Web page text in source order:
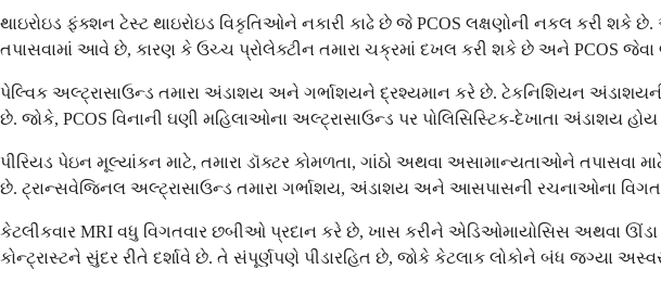
થાઇરોઇડ ફંક્શન ટેસ્ટ થાઇરોઇડ વિકૃતિઓને નકારી કાઢે છે જે PCOS લક્ષણોની નકલ કરી
તપાસવામાં આવે છે, કારણ કે ઉચ્ચ પ્રોલેક્ટીન તમારા ચક્રમાં દખલ કરી શકે છે અને PCOS જેવા
પેલ્વિક અલ્ટ્રાસાઉન્ડ તમારા અંડાશય અને ગર્ભાશયને દ્રશ્યમાન કરે છે. ટેકનિશિયન
છે. જોકે, PCOS વિનાની ઘણી મહિલાઓના અલ્ટ્રાસાઉન્ડ પર પોલિસિસ્ટિક-દેખાતા અંડાશય
પીરિયડ પેઇન મૂલ્યાંકન માટે, તમારા ડૉક્ટર કોમળતા, ગાંઠો અથવા અસામાન્યતાઓને તપાસવા
છે. ટ્રાન્સવેજિનલ અલ્ટ્રાસાઉન્ડ તમારા ગર્ભાશય, અંડાશય અને આસપાસની રચનાઓના
કેટલીકવાર MRI વધુ વિગતવાર છબીઓ પ્રદાન કરે છે, ખાસ કરીને એડિઓમાયોસિસ અથવા
કોન્ટ્રાસ્ટને સુંદર રીતે દર્શાવે છે. તે સંપૂર્ણપણે પીડારહિત છે, જોકે કેટલાક લોકોને બંધ જગ્યા